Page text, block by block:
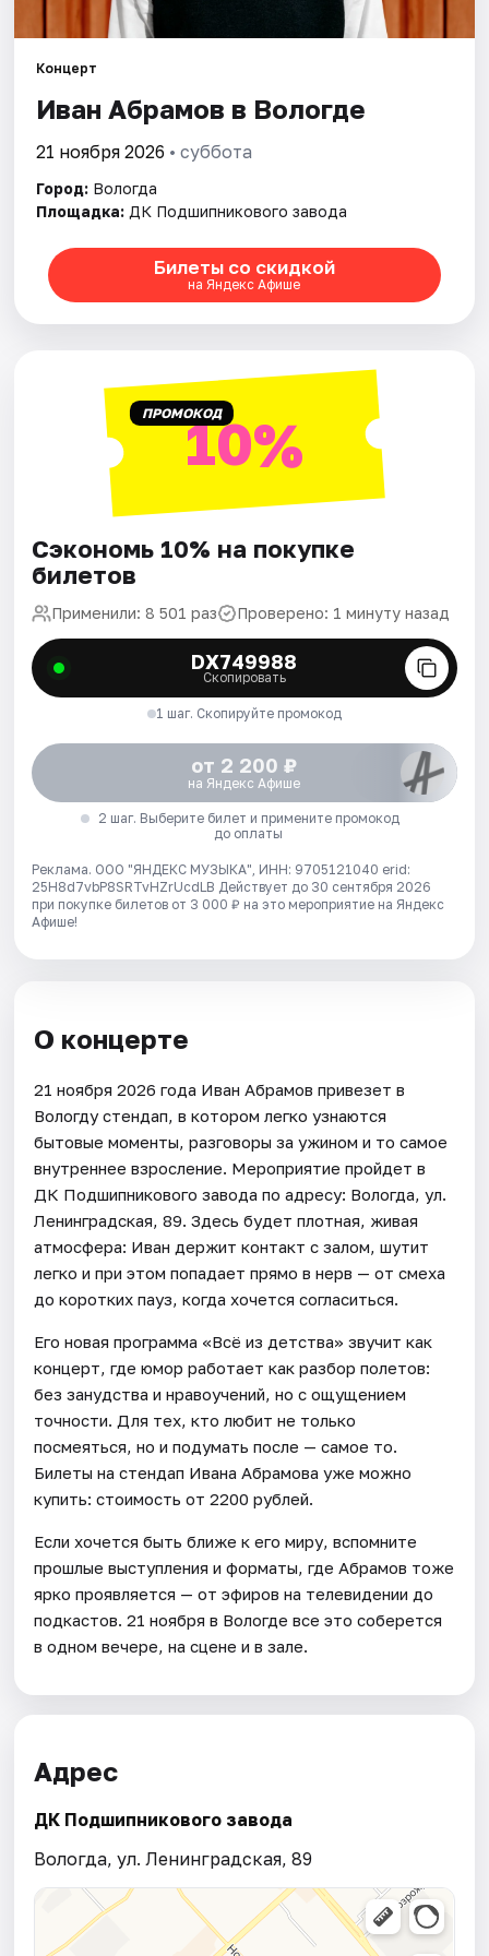
Площадки
Рейтинги
Концерт
Иван Абрамов в Вологде
21 ноября 2026 • суббота
Город: Вологда
Площадка: ДК Подшипникового завода
Билеты со скидкой
на Яндекс Афише
ПРОМОКОД10%
Сэкономь 10% на покупке
билетов
Применили: 8 501 раз Проверено: 1 минуту назад
DX749988
Скопировать
1 шаг. Скопируйте промокод
от 2 200 ₽
на Яндекс Афише
2 шаг. Выберите билет и примените промокод
до оплаты
Реклама. ООО "ЯНДЕКС МУЗЫКА", ИНН: 9705121040 erid:
25H8d7vbP8SRTvHZrUcdLB Действует до 30 сентября 2026
при покупке билетов от 3 000 ₽ на это мероприятие на Яндекс
Афише!
О концерте
21 ноября 2026 года Иван Абрамов привезет в
Вологду стендап, в котором легко узнаются
бытовые моменты, разговоры за ужином и то самое
внутреннее взросление. Мероприятие пройдет в
ДК Подшипникового завода по адресу: Вологда, ул.
Ленинградская, 89. Здесь будет плотная, живая
атмосфера: Иван держит контакт с залом, шутит
легко и при этом попадает прямо в нерв — от смеха
до коротких пауз, когда хочется согласиться.
Его новая программа «Всё из детства» звучит как
концерт, где юмор работает как разбор полетов:
без занудства и нравоучений, но с ощущением
точности. Для тех, кто любит не только
посмеяться, но и подумать после — самое то.
Билеты на стендап Ивана Абрамова уже можно
купить: стоимость от 2200 рублей.
Если хочется быть ближе к его миру, вспомните
прошлые выступления и форматы, где Абрамов тоже
ярко проявляется — от эфиров на телевидении до
подкастов. 21 ноября в Вологде все это соберется
в одном вечере, на сцене и в зале.
Адрес
ДК Подшипникового завода
Вологда, ул. Ленинградская, 89